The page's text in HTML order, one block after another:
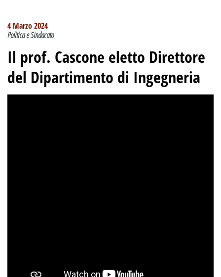
4 Marzo 2024
Politica e Sindacato
Il prof. Cascone eletto Direttore
del Dipartimento di Ingegneria